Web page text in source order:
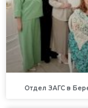
Отдел ЗАГС в